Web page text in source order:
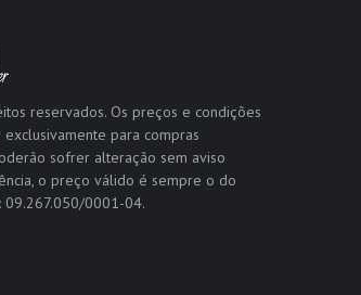
reservados. Os preços e condições
para compras
sofrer alteração sem aviso
o preço válido é sempre o do
09.267.050/0001-04.